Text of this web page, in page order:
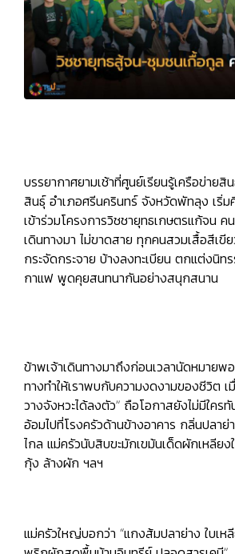
บรรยากาศยามเช้าที่ศูนย์เรียนรู้เครือข่าย
สินธุ์ อำเภอศรีนครินทร์ จังหวัดพัทลุง เริ่
เข้าร่วมโครงการวิชชายุทธเกษตรแก้จน
เดินทางมา ไม่ขาดสาย ทุกคนสวมเสื้อสีเขี
กระจัดกระจาย บ้างลงทะเบียน ตกแต่งนิ
กาแฟ พูดคุยสนทนากันอย่างสนุกสนาน
ข้าพเจ้าเดินทางมาถึงก่อนเวลานัดหมายพ
ทางทำให้เราพบกับความงดงามของชีวิต
วางจังหวะได้ลงตัว” ถือโอกาสยังไม่มีใคร
อ้อมไปที่โรงครัวด้านข้างอาคาร กลิ่นปลา
ไกล แม่ครัวนับสิบขะมักเขม้นเด็ดผักเหลีย
กุ้ง ล้างผัก ฯลฯ
แม่ครัวใหญ่บอกว่า “แกงส้มปลาย่าง ใบเ